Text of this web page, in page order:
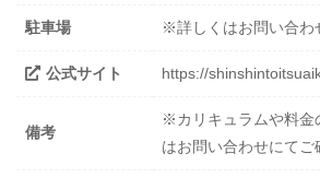
駐車場 ※詳しくはお問い合わ
公式サイト https://
備考
※カリキュラムや料金
はお問い合わせにてご